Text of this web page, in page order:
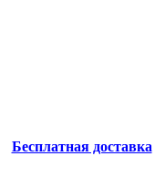
Бесплатная доставка